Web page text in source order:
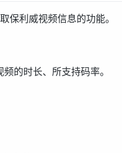
保利威视频信息的功能。
的时长、所支持码率。